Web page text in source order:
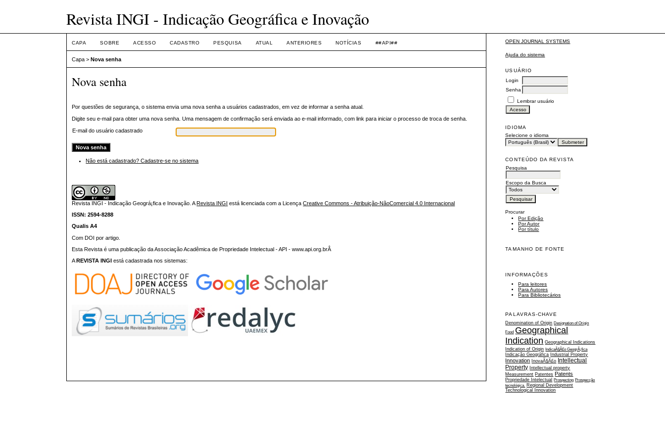
Revista INGI - Indicação Geográfica e Inovação
OPEN JOURNAL SYSTEMS
Ajuda do sistema
USUÁRIO
Login
Senha
Lembrar usuário
IDIOMA
Selecione o idioma
CONTEÚDO DA REVISTA
Pesquisa
Escopo da Busca
Procurar
Por Edição
Por Autor
Por título
TAMANHO DE FONTE
INFORMAÇÕES
Para leitores
Para Autores
Para Bibliotecários
PALAVRAS-CHAVE
Denomination of Origin Designation of Origin
Food Geographical
Indication Geographical Indications
Indication of Origin IndicaÃ§Ã£o GeogrÃ¡fica
Indicação Geográfica Industrial Property
Innovation InovaÃ§Ã£o Intellectual
Property Intellectual property
Measurement Patentes Patents
Propriedade Intelectual Prospecting Prospecção
tecnológica. Regional Development
Technological Innovation
CAPA SOBRE ACESSO CADASTRO PESQUISA ATUAL ANTERIORES NOTÍCIAS ##API##
Capa >Nova senha
Nova senha
Por questões de segurança, o sistema envia uma nova senha a usuários cadastrados, em vez de informar a senha atual.
Digite seu e-mail para obter uma nova senha. Uma mensagem de confirmação será enviada ao e-mail informado, com link para iniciar o processo de troca de senha.
E-mail do usuário cadastrado
Não está cadastrado? Cadastre-se no sistema
Revista INGI - Indicação Geográ¡fica e Inovação.ARevista INGI está licenciada com a LicençaCreative Commons - Atribuição-NãoComercial 4.0 Internacional
ISSN: 2594-8288
Qualis A4
Com DOI por artigo.
Esta Revista é uma publicação da Associação Acadêmica de Propriedade Intelectual - API - www.api.org.brÂ
AREVISTA INGI está cadastrada nos sistemas: